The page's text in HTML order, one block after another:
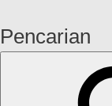
Pencarian